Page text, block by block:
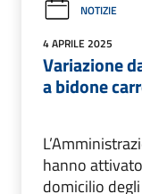
NOTIZIE
4 APRILE 2025
Variazione
a bidone
hanno
domicilio